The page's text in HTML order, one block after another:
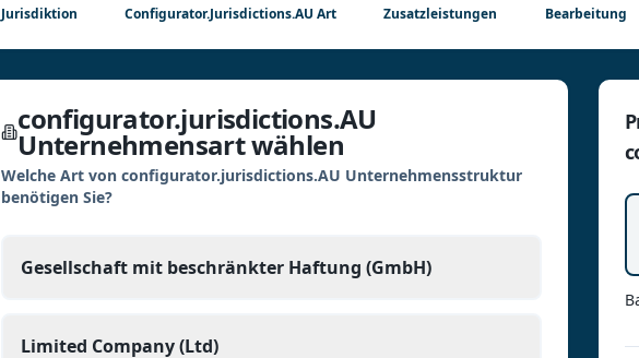
Jurisdiktion Configurator.jurisdictions.AU Art Zusatzleistungen Bearbeitung
configurator.jurisdictions.AU
Unternehmensart wählen
Welche Art von configurator.jurisdictions.AU Unternehmensstruktur
benötigen Sie?
Gesellschaft mit beschränkter Haftung (GmbH)
Limited Company (Ltd)